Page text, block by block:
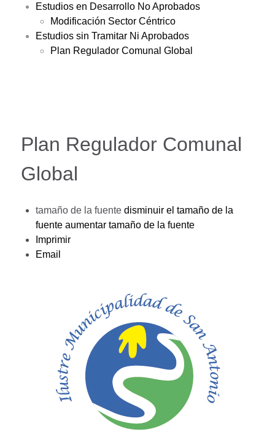
Estudios en Desarrollo No Aprobados
Modificación Sector Céntrico
Estudios sin Tramitar Ni Aprobados
Plan Regulador Comunal Global
Plan Regulador Comunal
Global
tamaño de la fuente disminuir el tamaño de la
fuente aumentar tamaño de la fuente
Imprimir
Email